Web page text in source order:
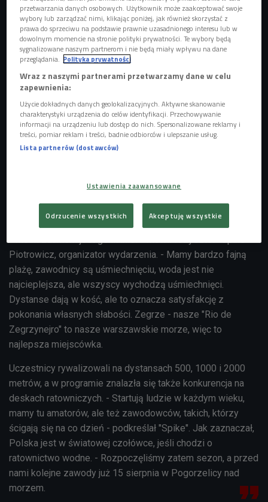
Zawody Garmin Open Water 2026 odbyły się w wodach Zalewu
Zegrzyńskiego
Foto: Shutterstock/Sunart Media
Powróciliśmy nad Zegrze, gdzie w weekend 30-31 maja
odbyła się pierwsza w tym sezonie impreza z cyklu Garmin
Open Water & Rescue 2026. Zawody rozegrano na Jeziorze
Zegrzyńskim, przy plaży Relax Place & Restaurant w
Zegrzu Południowym, a Czwórka objęła wydarzenie
patronatem medialnym. Dziennikarz Czwórki Jędrzej
Garmin Open Water & Rescue 2026 - posłuchaj nagrania
całej relacji
Piotrowicz, organizator wydarzenia. - Mamy bardzo fajną
plażę, zawodnicy są uśmiechnięciu, woda jest nie
najcieplejsza, ale wszyscy wychodzą uśmiechnięci.
Dystanse dają w kość, ale to oznacza satysfakcję z
pokonania własnych słabości. Zegrze - nasze "Rio de
Zegrzynejro" to nasze warszawskie morze, więc to
najlepsza miejscówka.
Uczestnicy rywalizowali na dystansach 500, 1000 i 2000
metrów, a w programie znalazła się także konkurencja na
deskach ratowniczych. - Startują ludzie w każdym wieku,
mamy tu amatorów, ale też zawodowców, takich, którzy
ścigają się na co dzień - podkreślał "Spike". Jak zaznaczał,
Polska jest w światowej czołówce, jeśli chodzi o
ratownictwo wodne. - Rozpoczęliśmy zatem sezon, a przed
nami kolejne zawody już 15 sierpnia w Pogorzelicy nad
morzem.
przetwarzania danych osobowych. Użytkownik może zaakceptować swoje
wybory lub zarządzać nimi, klikając poniżej, jak również skorzystać z
prawa do sprzeciwu na podstawie prawnie uzasadnionego interesu lub w
dowolnym momencie na stronie polityki prywatności. Te wybory będą
sygnalizowane naszym partnerom i nie będą miały wpływu na dane
przeglądania. Polityka prywatności
Wraz z naszymi partnerami przetwarzamy dane w celu
zapewnienia:
Użycie dokładnych danych geolokalizacyjnych. Aktywne skanowanie
charakterystyki urządzenia do celów identyfikacji. Przechowywanie
informacji na urządzeniu lub dostęp do nich. Spersonalizowane reklamy i
treści, pomiar reklam i treści, badnie odbiorców i ulepszanie usług.
Lista partnerów (dostawców)
Ustawienia zaawansowane
Odrzucenie wszystkich Akceptuję wszystkie